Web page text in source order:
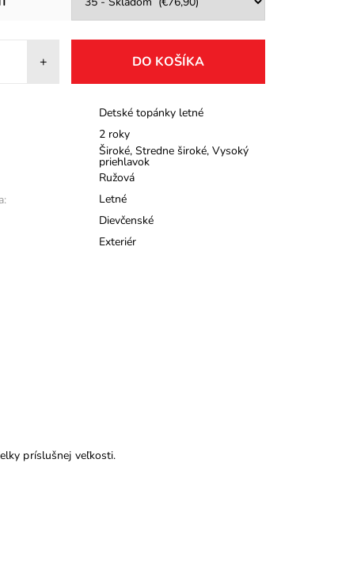
+
Detské topánky letné
2 roky
Široké, Stredne široké, Vysoký
priehlavok
Ružová
Letné
Dievčenské
Exteriér
príslušnej veľkosti.